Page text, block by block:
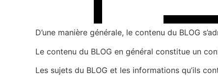
D’une manière générale, le contenu du BLOG
Le contenu du BLOG en général constitue un
Les sujets du BLOG et les informations qu’ils